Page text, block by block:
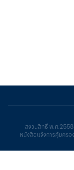
สงวนสิทธิ์ พ.ศ.2558
หนังสือแจ้งการคุ้มคร